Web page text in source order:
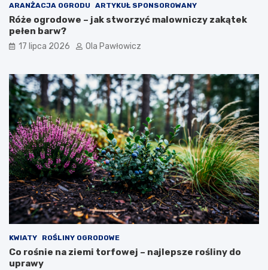
ARANŻACJA OGRODU ARTYKUŁ SPONSOROWANY
Róże ogrodowe – jak stworzyć malowniczy zakątek
pełen barw?
17 lipca 2026 Ola Pawłowicz
KWIATY ROŚLINY OGRODOWE
Co rośnie na ziemi torfowej – najlepsze rośliny do
uprawy